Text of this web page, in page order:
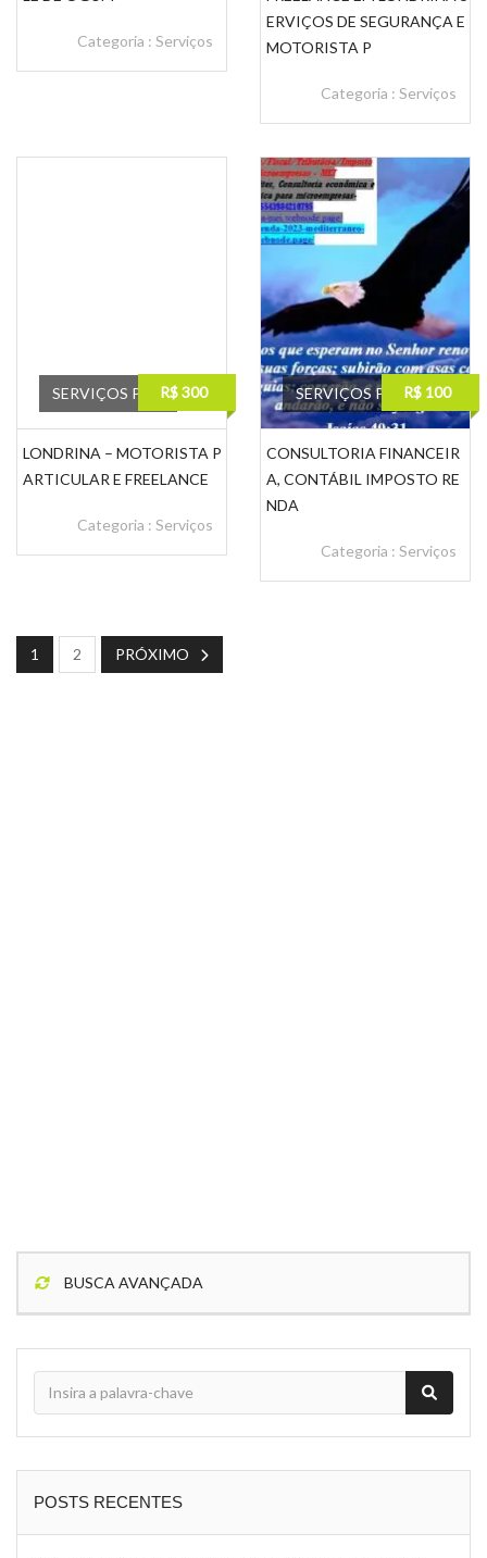
Categoria : Serviços
ERVIÇOS DE SEGURANÇA E
MOTORISTA P
Categoria : Serviços
SERVIÇOS PROR$ 300
LONDRINA – MOTORISTA P
ARTICULAR E FREELANCE
Categoria : Serviços
SERVIÇOS PROR$ 100
CONSULTORIA FINANCEIR
A, CONTÁBIL IMPOSTO RE
NDA
Categoria : Serviços
1 2 PRÓXIMO
BUSCA AVANÇADA
POSTS RECENTES